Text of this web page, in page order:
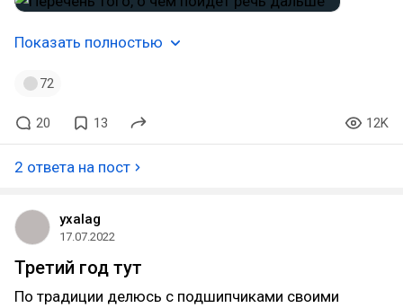
Показать полностью
72
20 13 12K
2 ответа на пост
yxalag
17.07.2022
Третий год тут
По традиции делюсь с подшипчиками своими